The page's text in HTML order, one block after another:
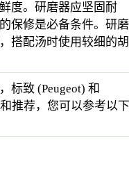
度。研磨器应坚固耐
保修是必备条件。研磨
搭配汤时使用较细的胡
标致 (Peugeot) 和
推荐，您可以参考以下